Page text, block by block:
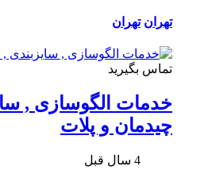
تهران تهران
تماس بگیرید
خدمات الگوسازی ,
چیدمان و پلات
4 سال قبل